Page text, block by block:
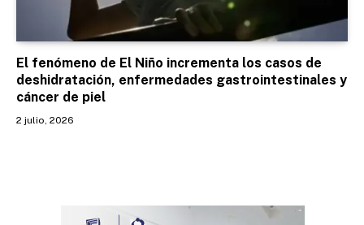
El fenómeno de El Niño incrementa los casos de
deshidratación, enfermedades gastrointestinales y
cáncer de piel
2 julio, 2026